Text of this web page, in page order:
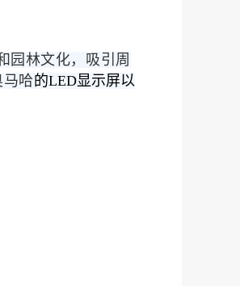
园林文化，吸引周
马哈的LED显示屏以